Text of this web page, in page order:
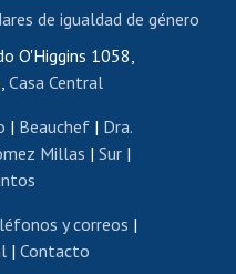
interna
renta
honorarios
blancas
os
de títulos
Movilidad Estudiantil
O'Higgins 1058,
Casa Central
| Beauchef| Dra.
Millas | Sur |
y correos |
| Contacto
de igualdad de género